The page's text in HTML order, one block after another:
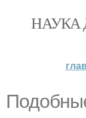
НАУКА